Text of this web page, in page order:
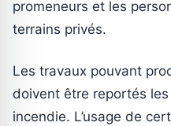
promeneurs et les
terrains privés.
Les travaux pouvant
doivent être reportés
incendie. L’usage de